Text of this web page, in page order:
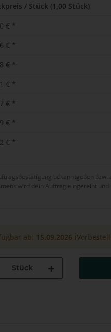
/ Stück (1,00 Stück)
€ *
€ *
€ *
€ *
€ *
€ *
€ *
bekanntgeben bzw.
wird dein Auftrag eingereiht und
ab: 15.09.2026
Stück